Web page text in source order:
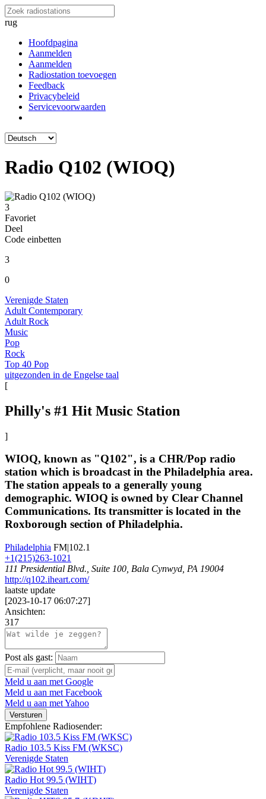
rug
Hoofdpagina
Aanmelden
Aanmelden
Radiostation toevoegen
Feedback
Privacybeleid
Servicevoorwaarden
Radio Q102 (WIOQ)
3
Favoriet
Deel
Code einbetten
3
0
Verenigde Staten
Adult Contemporary
Adult Rock
Music
Pop
Rock
Top 40 Pop
uitgezonden in de Engelse taal
[
Philly's #1 Hit Music Station
]
WIOQ, known as "Q102", is a CHR/Pop radio
station which is broadcast in the Philadelphia area.
The station appeals to a generally young
demographic. WIOQ is owned by Clear Channel
Communications. Its transmitter is located in the
Roxborough section of Philadelphia.
Philadelphia FM|102.1
+1(215)263-1021
111 Presidential Blvd., Suite 100, Bala Cynwyd, PA 19004
http://q102.iheart.com/
laatste update
[2023-10-17 06:07:27]
Ansichten:
317
Post als gast:
Meld u aan met Google
Meld u aan met Facebook
Meld u aan met Yahoo
Versturen
Empfohlene Radiosender:
Radio 103.5 Kiss FM (WKSC)
Verenigde Staten
Radio Hot 99.5 (WIHT)
Verenigde Staten